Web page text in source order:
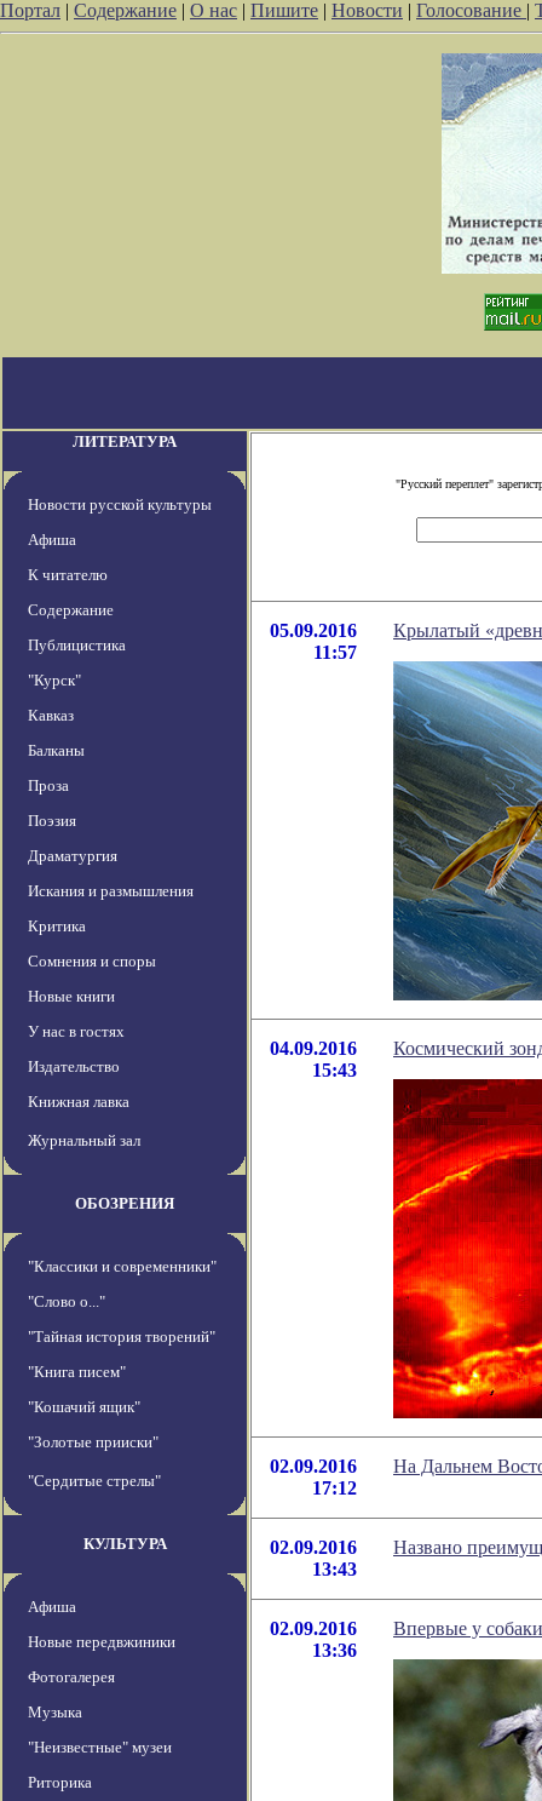
Портал | Содержание | О нас | Пишите | Новости | Голосование |
ЛИТЕРАТУРА
Новости русской культуры
Афиша
К читателю
Содержание
Публицистика
"Курск"
Кавказ
Балканы
Проза
Поэзия
Драматургия
Искания и размышления
Критика
Сомнения и споры
Новые книги
У нас в гостях
Издательство
Книжная лавка
Журнальный зал
ОБОЗРЕНИЯ
"Классики и современники"
"Слово о..."
"Тайная история творений"
"Книга писем"
"Кошачий ящик"
"Золотые прииски"
"Сердитые стрелы"
КУЛЬТУРА
Афиша
Новые передвжиники
Фотогалерея
Музыка
"Неизвестные" музеи
Риторика
"Русский переплет"
05.09.2016
11:57
Крылатый
04.09.2016
15:43
Космический
02.09.2016
17:12
На Дальнем
02.09.2016
13:43
Названо
02.09.2016
13:36
Впервые у